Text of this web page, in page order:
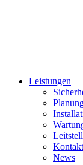
Leistungen
Kontakt
News